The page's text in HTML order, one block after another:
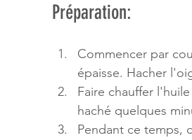
Préparation:
Commencer par
épaisse. Hacher
Faire chauffer
haché quelques
Pendant ce temps,